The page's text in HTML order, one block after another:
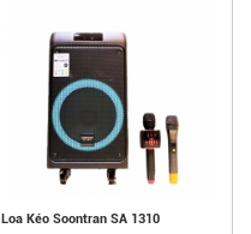
Loa Kéo Soontran SA 1310